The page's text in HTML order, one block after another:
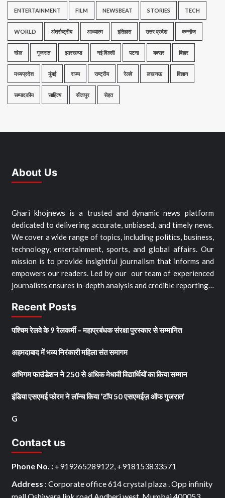
ENTERTAINMENT FILM NEWSBEAT STORIES TECH
WORLD अंतर्राष्ट्रीय आध्यात्म इतिहास उत्तर प्रदेश कन्नौज
खेल गुजरात झारखण्ड नई दिल्ली पटना बक्सर बिहार
मध्यप्रदेश मुंबई राज्य राष्ट्रीय रेलवे लखनऊ विज्ञान
सम्पादकीय साहित्य सीतापुर सेहत
About Us
Ghari khojnews is a trusted and dynamic news platform
dedicated to delivering accurate, unbiased, and timely news.
We cover a wide range of topics, including politics, business,
technology, entertainment, sports, and global affairs. Our
mission is to provide insightful journalism that informs and
empowers our readers. Led by our our team of experienced
journalists ensures in-depth analysis and credible reporting…
Recent Posts
पश्चिम रेलवे के 9 रेलकर्मी – महाप्रबंधक संरक्षा पुरस्कार से सम्मानित
अहमदाबाद में भव्य निरंकारी महिला संत समागम
अभिगम फाउंडेशन ने 250 से अधिक मेधावी विद्यार्थियों का किया सम्मान
इंडिया एसएमई फोरम ने लॉन्च किया ‘टॉप 50 एसएमईज़ ऑफ गुजरात’
G
Contact us
Phone No. : +919265289122, +918153833571
Address : Corporate office 614 crystal plaza . Opp infinity